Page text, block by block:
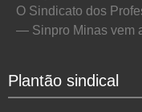
O Sindicato dos
— Sinpro Minas vem
Plantão sindical